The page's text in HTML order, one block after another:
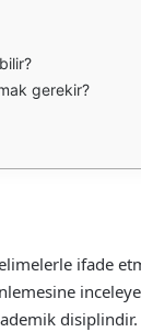
gerekir?
ifade